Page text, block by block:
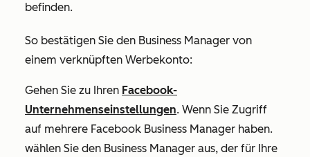
befinden.
So bestätigen Sie den Business Manager von
einem verknüpften Werbekonto:
Gehen Sie zu Ihren Facebook-
Unternehmenseinstellungen. Wenn Sie Zugriff
auf mehrere Facebook Business Manager haben.
wählen Sie den Business Manager aus, der für Ihre